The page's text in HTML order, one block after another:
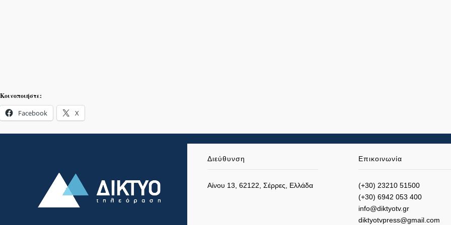
Κοινοποιήστε:
Facebook X
Διεύθυνση
Αίνου 13, 62122, Σέρρες, Ελλάδα
Επικοινωνία
(+30) 23210 51500
(+30) 6942 053 400
info@diktyotv.gr
diktyotvpress@gmail.com